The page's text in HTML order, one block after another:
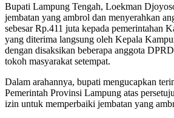
Bupati Lampung Tengah, Loekman
jembatan yang ambrol dan menyerahkan
sebesar Rp.411 juta kepada pemerintahan
yang diterima langsung oleh Kepala
dengan disaksikan beberapa anggota
tokoh masyarakat setempat.
Dalam arahannya, bupati mengucapkan
Pemerintah Provinsi Lampung atas
izin untuk memperbaiki jembatan yang